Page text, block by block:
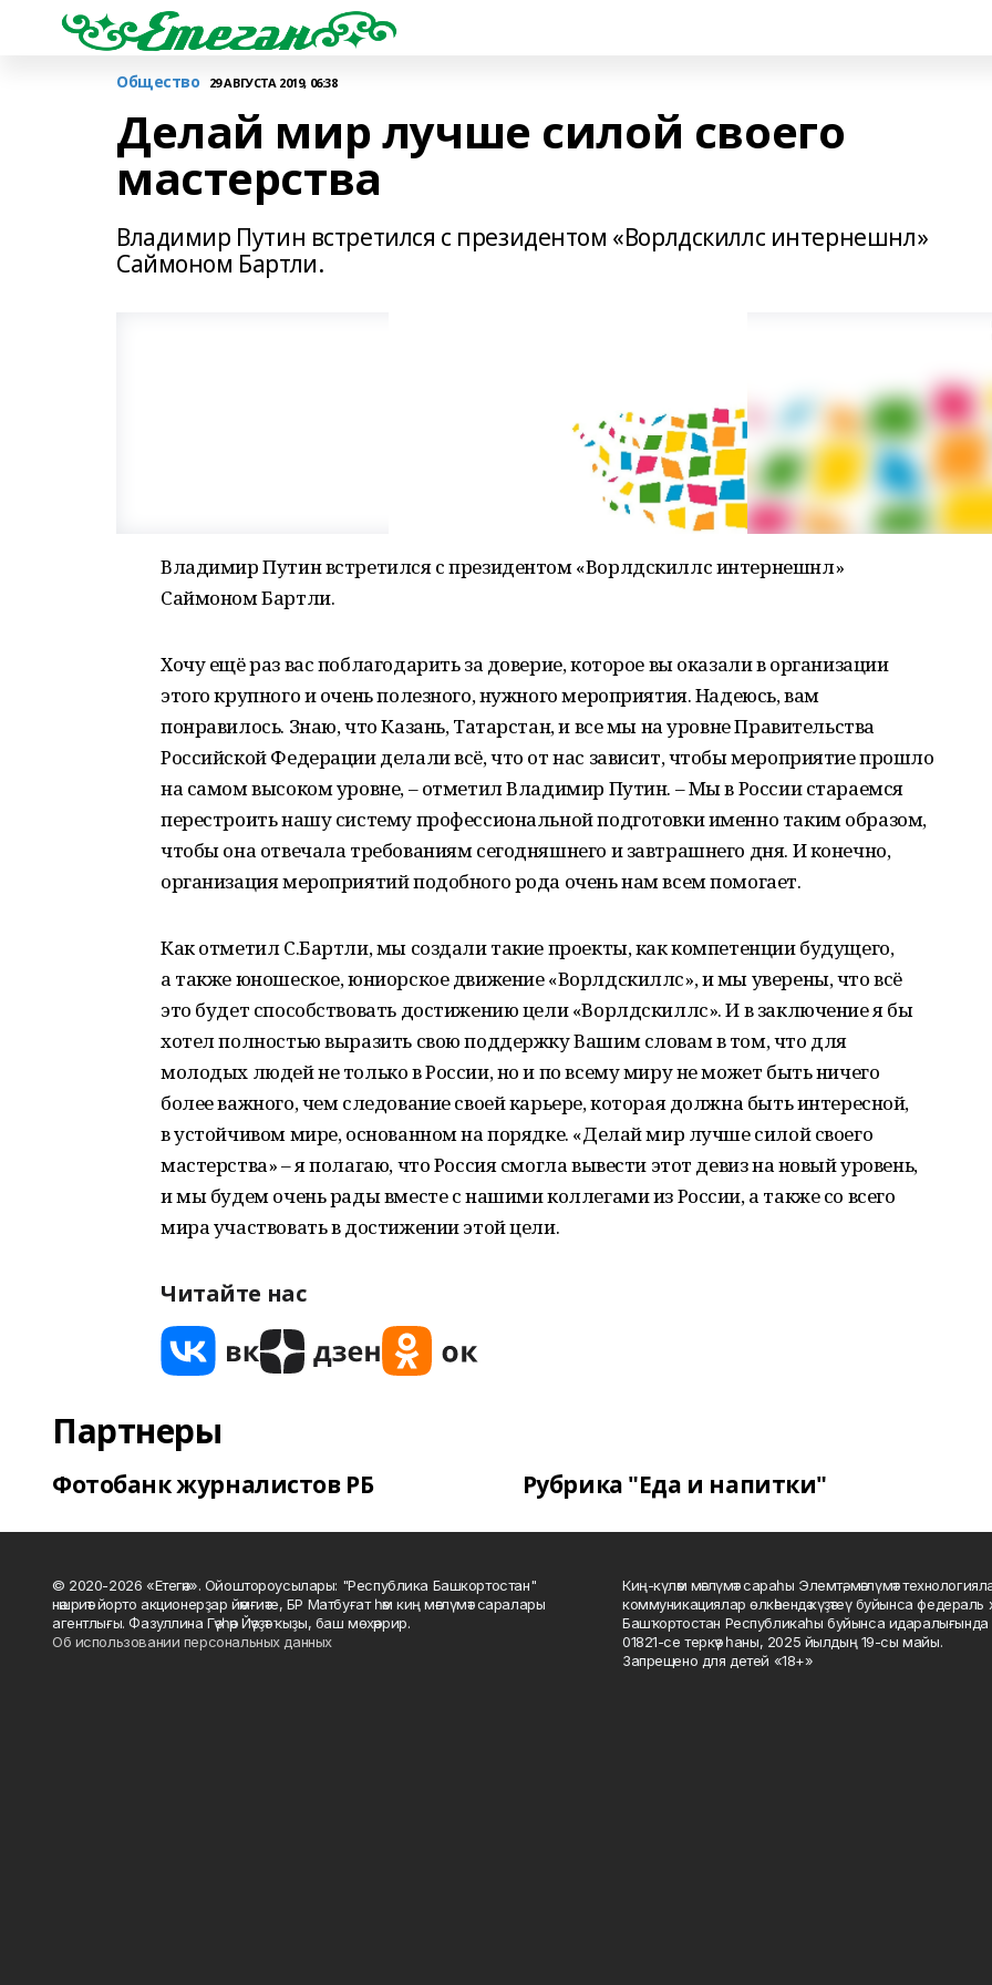
Общество 29 АВГУСТА 2019, 06:38
Делай мир лучше силой своего
мастерства
Владимир Путин встретился с президентом «Ворлдскиллс интернешнл»
Саймоном Бартли.
Владимир Путин встретился с президентом «Ворлдскиллс интернешнл»
Саймоном Бартли.
Хочу ещё раз вас поблагодарить за доверие, которое вы оказали в организации
этого крупного и очень полезного, нужного мероприятия. Надеюсь, вам
понравилось. Знаю, что Казань, Татарстан, и все мы на уровне Правительства
Российской Федерации делали всё, что от нас зависит, чтобы мероприятие прошло
на самом высоком уровне, – отметил Владимир Путин. – Мы в России стараемся
перестроить нашу систему профессиональной подготовки именно таким образом,
чтобы она отвечала требованиям сегодняшнего и завтрашнего дня. И конечно,
организация мероприятий подобного рода очень нам всем помогает.
Как отметил С.Бартли, мы создали такие проекты, как компетенции будущего,
а также юношеское, юниорское движение «Ворлдскиллс», и мы уверены, что всё
это будет способствовать достижению цели «Ворлдскиллс». И в заключение я бы
хотел полностью выразить свою поддержку Вашим словам в том, что для
молодых людей не только в России, но и по всему миру не может быть ничего
более важного, чем следование своей карьере, которая должна быть интересной,
в устойчивом мире, основанном на порядке. «Делай мир лучше силой своего
мастерства» – я полагаю, что Россия смогла вывести этот девиз на новый уровень,
и мы будем очень рады вместе с нашими коллегами из России, а также со всего
мира участвовать в достижении этой цели.
Читайте нас
Партнеры
Фотобанк журналистов РБ Рубрика "Еда и напитки"
© 2020-2026 «Етегән». Ойоштороусылары: "Республика Башкортостан"
нәшриәт йорто акционерҙар йәмғиәте, БР Матбуғат һәм киң мәғлүмәт саралары
агентлығы. Фазуллина Гәүһәр Йәүҙәт ҡыҙы, баш мөхәррир.
Об использовании персональных данных
Киң-күләм мәғлүмәт сараһы Элемтә, мәғлүмәт
коммуникациялар өлкәһендә күҙәтеү буйынса федераль
Башҡортостан Республикаһы буйынса идаралығында
01821-се теркәү һаны, 2025 йылдың 19-сы майы.
Запрещено для детей «18+»